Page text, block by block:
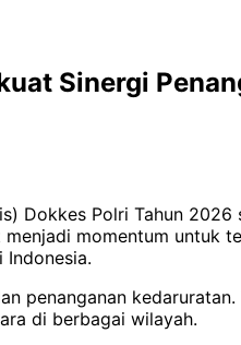
Sinergi
Dokkes Polri Tahun
momentum untuk
penanganan
di berbagai wilayah.